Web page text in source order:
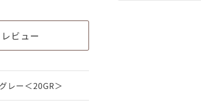
レビュー
レー＜20GR＞